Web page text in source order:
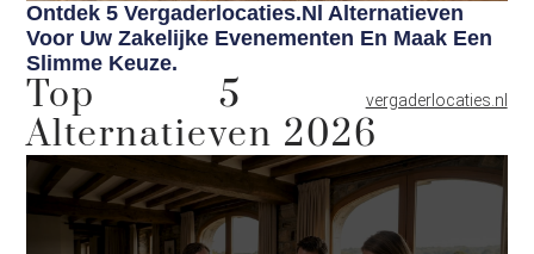
Ontdek 5 Vergaderlocaties.nl Alternatieven
Voor Uw Zakelijke Evenementen En Maak Een
Slimme Keuze.
Top 5vergaderlocaties.nl
Alternatieven 2026